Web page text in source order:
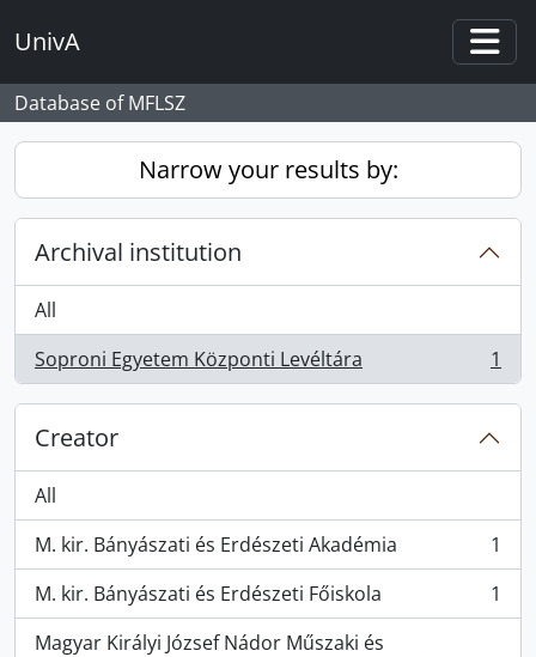
UnivA
Database of MFLSZ
Narrow your results by:
Archival institution
All
Soproni Egyetem Központi Levéltára
, 1 results 1
Creator
All
M. kir. Bányászati és Erdészeti Akadémia
, 1 results
1
M. kir. Bányászati és Erdészeti Főiskola
, 1 results
1
Magyar Királyi József Nádor Műszaki és